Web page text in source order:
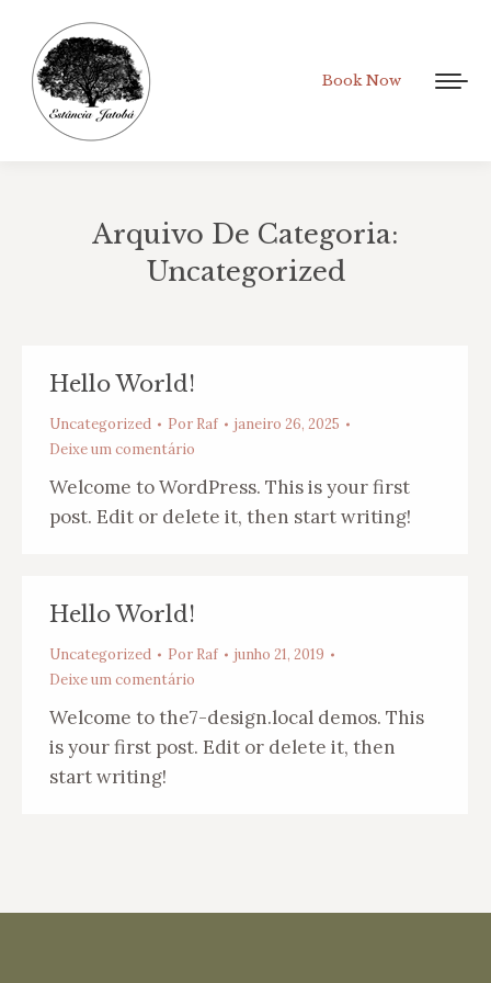
Book Now
Arquivo De Categoria:
Uncategorized
Hello World!
Uncategorized Por Raf
janeiro 26, 2025
Deixe um comentário
Welcome to WordPress. This is your first
post. Edit or delete it, then start writing!
Hello World!
Uncategorized Por Raf
junho 21, 2019
Deixe um comentário
Welcome to the7-design.local demos. This
is your first post. Edit or delete it, then
start writing!